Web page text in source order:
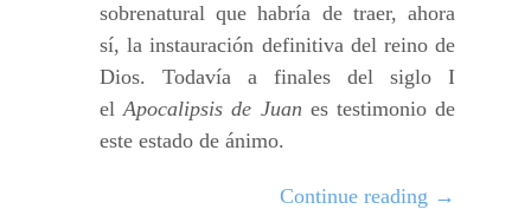
sobrenatural que habría de traer, ahora
sí, la instauración definitiva del reino de
Dios. Todavía a finales del siglo I
elApocalipsis de Juan es testimonio de
este estado de ánimo.
Continue reading →